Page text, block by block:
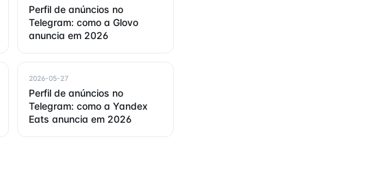
Perfil de anúncios no
Telegram: como a Glovo
anuncia em 2026
2026-05-27
Perfil de anúncios no
Telegram: como a Yandex
Eats anuncia em 2026